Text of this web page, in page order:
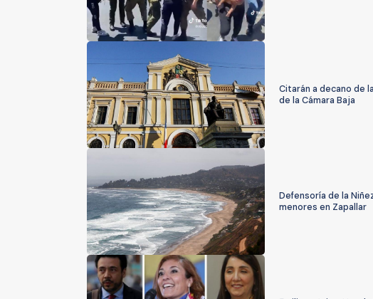
Citarán a decano de
de la Cámara Baja
Defensoría de la
menores en Zapallar